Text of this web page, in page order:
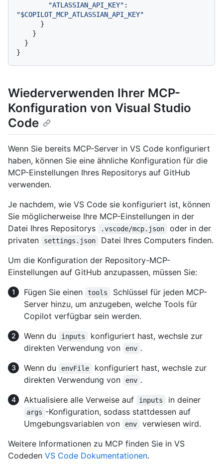
"ATLASSIAN_API_KEY"
"$COPILOT_MCP_ATLASSIAN_API_KEY"
Wiederverwenden Ihrer MCP-
Konfiguration von Visual Studio
Code
Wenn Sie bereits MCP-Server in VS Code konfiguriert
haben, können Sie eine ähnliche Konfiguration für die
MCP-Einstellungen Ihres Repositorys auf GitHub
verwenden.
Je nachdem, wie VS Code sie konfiguriert ist, können
Sie möglicherweise Ihre MCP-Einstellungen in der
Datei Ihres Repositorys
.vscode/mcp.json
oder in der
privaten
settings.json
Datei Ihres Computers finden.
Um die Konfiguration der Repository-MCP-
Einstellungen auf GitHub anzupassen, müssen Sie:
Fügen Sie einen
tools
Schlüssel für jeden MCP-
Server hinzu, um anzugeben, welche Tools für
Copilot verfügbar sein werden.
Wenn du
inputs
konfiguriert hast, wechsle zur
direkten Verwendung von
env .
Wenn du
envFile
konfiguriert hast, wechsle zur
direkten Verwendung von
env .
Aktualisiere alle Verweise auf
inputs in deiner
args -Konfiguration, sodass stattdessen auf
Umgebungsvariablen von
env
verwiesen wird.
Weitere Informationen zu MCP finden Sie in VS
Codeden VS Code Dokumentationen.